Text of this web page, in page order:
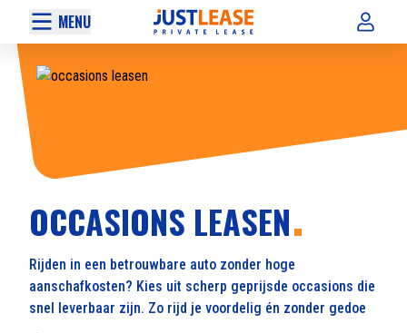
MENU
OCCASIONS LEASEN
Rijden in een betrouwbare auto zonder hoge
aanschafkosten? Kies uit scherp geprijsde occasions die
snel leverbaar zijn. Zo rijd je voordelig én zonder gedoe